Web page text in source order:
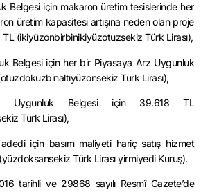
Belgesi için makaron üretim tesislerinde her
üretim kapasitesi artışına neden olan proje
(ikiyüzonbirbinikiyüzotuzsekiz Türk Lirası),
Belgesi için her bir Piyasaya Arz Uygunluk
Türk Lirası),
Uygunluk Belgesi için 39.618 TL
Türk Lirası),
için basım maliyeti hariç satış hizmet
Türk Lirası yirmiyedi Kuruş).
tarihli ve 29868 sayılı Resmî Gazete’de